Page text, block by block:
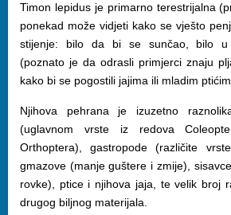
Timon lepidus je primarno terestrijalna
ponekad može vidjeti kako se vješto
stijenje: bilo da bi se sunčao, bilo u
(poznato je da odrasli primjerci znaju
kako bi se pogostili jajima ili mladim
Njihova pehrana je izuzetno
(uglavnom vrste iz redova
Orthoptera), gastropode (različite
gmazove (manje guštere i zmije),
rovke), ptice i njihova jaja, te velik broj
drugog biljnog materijala.